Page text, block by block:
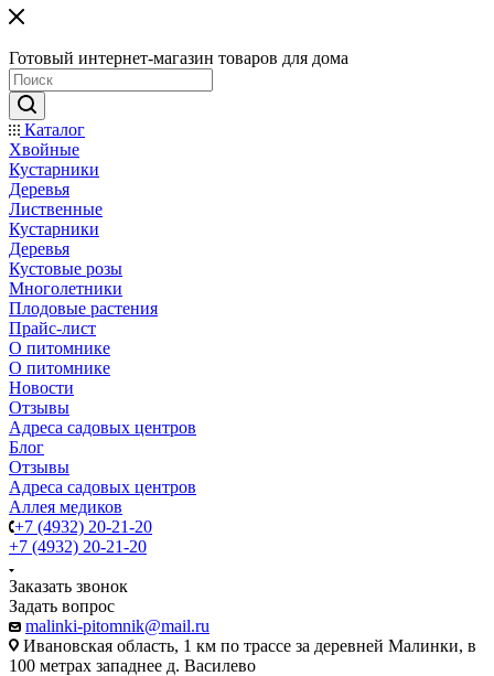
Готовый интернет-магазин товаров для дома
Каталог
Хвойные
Кустарники
Деревья
Лиственные
Кустарники
Деревья
Кустовые розы
Многолетники
Плодовые растения
Прайс-лист
О питомнике
О питомнике
Новости
Отзывы
Адреса садовых центров
Блог
Отзывы
Адреса садовых центров
Аллея медиков
+7 (4932) 20-21-20
+7 (4932) 20-21-20
Заказать звонок
Задать вопрос
malinki-pitomnik@mail.ru
Ивановская область, 1 км по трассе за деревней Малинки, в
100 метрах западнее д. Василево